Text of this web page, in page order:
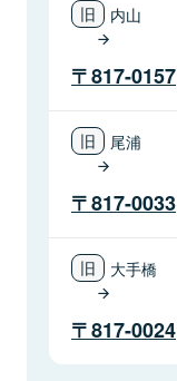
内山
817-0157
尾浦
817-0033
大手橋
817-0024